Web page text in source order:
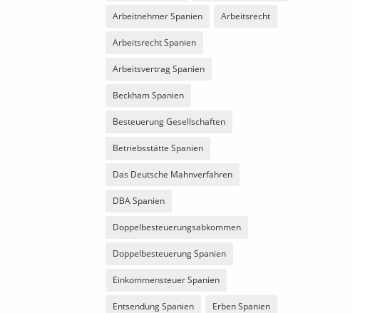
Arbeitnehmer Spanien Arbeitsrecht
Arbeitsrecht Spanien
Arbeitsvertrag Spanien
Beckham Spanien
Besteuerung Gesellschaften
Betriebsstätte Spanien
Das Deutsche Mahnverfahren
DBA Spanien
Doppelbesteuerungsabkommen
Doppelbesteuerung Spanien
Einkommensteuer Spanien
Entsendung Spanien Erben Spanien